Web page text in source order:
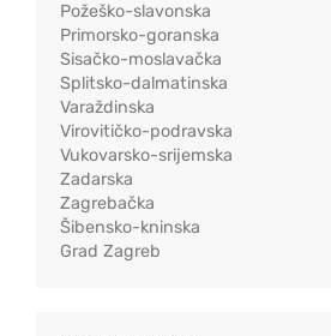
Požeško-slavonska
Primorsko-goranska
Sisačko-moslavačka
Splitsko-dalmatinska
Varaždinska
Virovitičko-podravska
Vukovarsko-srijemska
Zadarska
Zagrebačka
Šibensko-kninska
Grad Zagreb